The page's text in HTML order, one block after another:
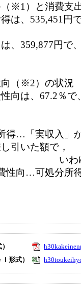
※1）と消費支
円で、
円で、２
（※2）の状況
67.2％で、
…「実収入」か
引いた額で，
手取り
向…可処分所得
形式）